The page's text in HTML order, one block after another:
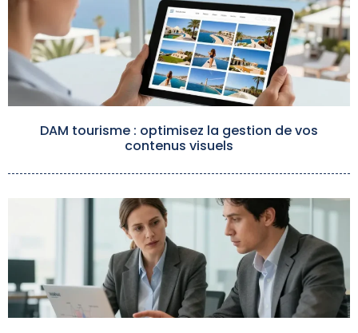
DAM tourisme : optimisez la gestion de vos
contenus visuels